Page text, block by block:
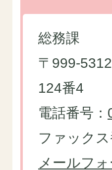
総務課
〒999-
124番4
電話番号：
ファックス
メールフ